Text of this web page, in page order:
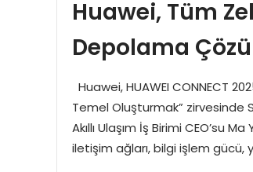
Huawei, Tüm
Depolama
Huawei, HUAWEI CONNECT
Temel Oluşturmak” zirvesinde
Akıllı Ulaşım İş Birimi CEO’su
iletişim ağları, bilgi işlem